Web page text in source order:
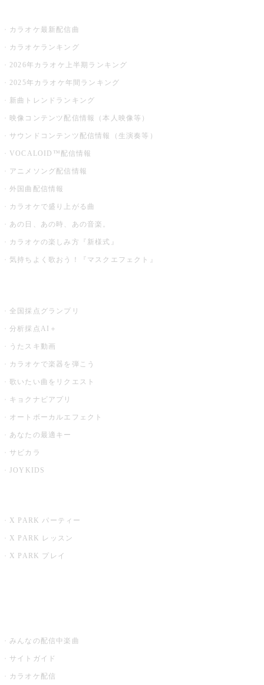
カラオケ最新配信曲
カラオケランキング
2026年カラオケ上半期ランキング
2025年カラオケ年間ランキング
新曲トレンドランキング
映像コンテンツ配信情報（本人映像等）
サウンドコンテンツ配信情報（生演奏等）
VOCALOID™配信情報
アニメソング配信情報
外国曲配信情報
カラオケで盛り上がる曲
あの日、あの時、あの音楽。
カラオケの楽しみ方『新様式』
気持ちよく歌おう！『マスクエフェクト』
全国採点グランプリ
分析採点AI＋
うたスキ動画
カラオケで楽器を弾こう
歌いたい曲をリクエスト
キョクナビアプリ
オートボーカルエフェクト
あなたの最適キー
サビカラ
JOYKIDS
X PARK パーティー
X PARK レッスン
X PARK プレイ
みんなの配信中楽曲
サイトガイド
カラオケ配信